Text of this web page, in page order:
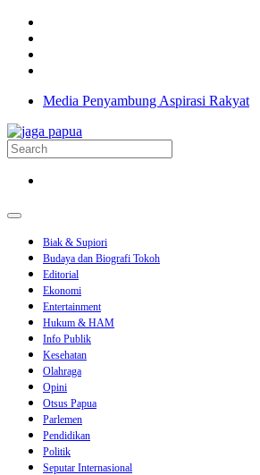
Media Penyambung Aspirasi Rakyat
Biak & Supiori
Budaya dan Biografi Tokoh
Editorial
Ekonomi
Entertainment
Hukum & HAM
Info Publik
Kesehatan
Olahraga
Opini
Otsus Papua
Parlemen
Pendidikan
Politik
Seputar Internasional